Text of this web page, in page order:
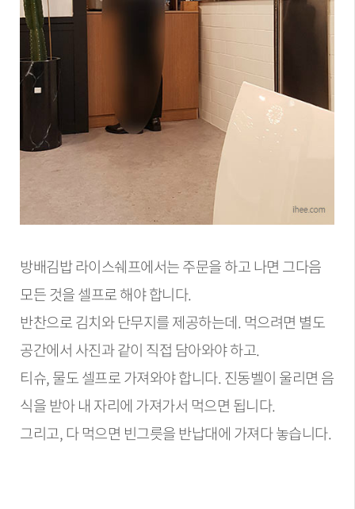
방배김밥 라이스쉐프에서는 주문을 하고 나면 그다음
모든 것을 셀프로 해야 합니다.
반찬으로 김치와 단무지를 제공하는데. 먹으려면 별도
공간에서 사진과 같이 직접 담아와야 하고.
티슈, 물도 셀프로 가져와야 합니다. 진동벨이 울리면 음
식을 받아 내 자리에 가져가서 먹으면 됩니다.
그리고, 다 먹으면 빈그릇을 반납대에 가져다 놓습니다.